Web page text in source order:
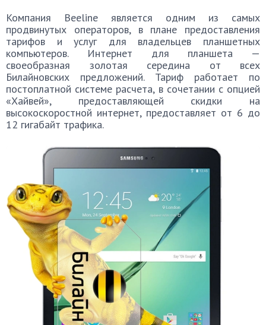
Компания Beeline является одним из самых
продвинутых операторов, в плане предоставления
тарифов и услуг для владельцев планшетных
компьютеров. Интернет для планшета —
своеобразная золотая середина от всех
Билайновских предложений. Тариф работает по
постоплатной системе расчета, в сочетании с опцией
«Хайвей», предоставляющей скидки на
высокоскоростной интернет, предоставляет от 6 до
12 гигабайт трафика.